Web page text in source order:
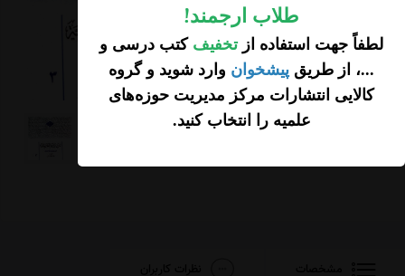
طلاب ارجمند!
لطفاً جهت استفاده از تخفیف کتب درسی و
...، از طریق پیشخوان وارد شوید و گروه
کالایی انتشارات مرکز مدیریت حوزه‌های
علمیه را انتخاب کنید.
افزودن محصول به
سبد خرید